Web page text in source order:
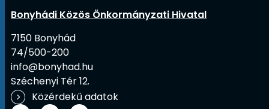
Bonyhádi Közös Önkormányzati Hivatal
7150 Bonyhád
74/500-200
info@bonyhad.hu
Széchenyi Tér 12.
Közérdekű adatok